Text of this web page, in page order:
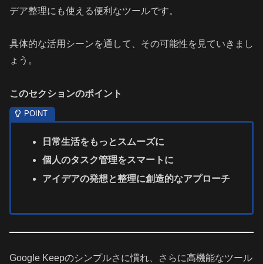
デア整理にも使える便利なツールです。
具体的な活用シーンを通して、その可能性を見ていきまし
ょう。
このセクションのポイント
日常生活をもっとスムーズに
個人のタスク管理をスマートに
アイデアの発想と整理に創造的なアプローチ
Google Keepのシンプルさに慣れ、さらに高機能なツール